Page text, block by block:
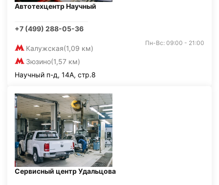
Автотехцентр Научный
+7 (499) 288-05-36
Калужская(1,09 км)
Зюзино(1,57 км)
Пн-Вс: 09:00 - 21:00
Научный п-д, 14А, стр.8
Сервисный центр Удальцова